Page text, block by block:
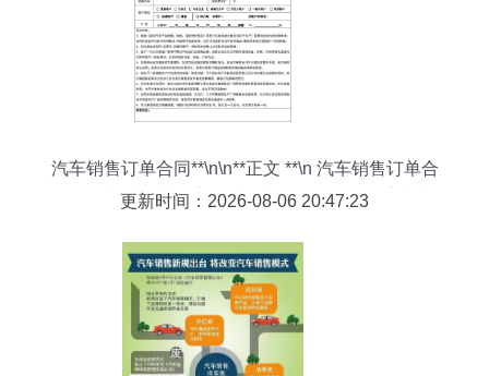
汽车销售订单合同**\n\n**正文 **\n 汽车销售订单合
同是购车过程中核心的法律文件，明确了买方与卖
售订单合同通常包含以下内容 \n 1. **合同双方当事
人** 列明销售方（经销商）与购买方的全称、联系
地址、联系电话及法定代表人信息，确保主体清
晰。\n 2. **车辆信息** 详细记录车辆的品牌、型
号、颜色、配置（如内饰材质、车载系统等）、车
更新时间：2026-08-06 20:47:23